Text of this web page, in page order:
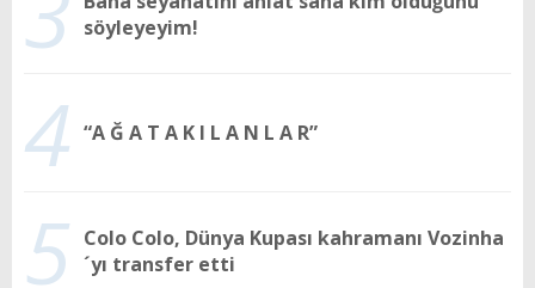
söyleyeyim!
4 “A Ğ A T A K I L A N L A R”
5 Colo Colo, Dünya Kupası kahramanı Vozinha
´yı transfer etti